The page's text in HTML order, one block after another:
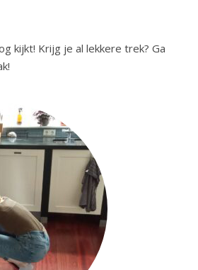
kijkt! Krijg je al lekkere trek? Ga